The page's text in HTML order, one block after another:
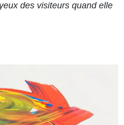
des visiteurs quand elle